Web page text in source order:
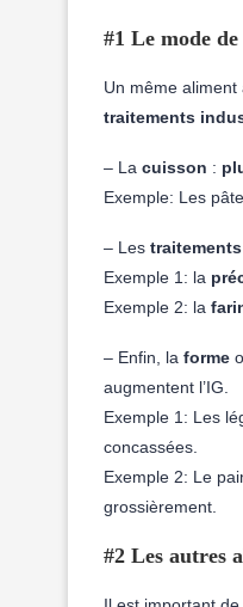
#1 Le mode
Un même aliment
traitements
– La cuisson : p
Exemple: Les
– Les
Exemple 1: la
Exemple 2: la
– Enfin, la forme
augmentent l’IG.
Exemple 1: Les
concassées.
Exemple 2: Le
grossièrement.
#2 Les autres